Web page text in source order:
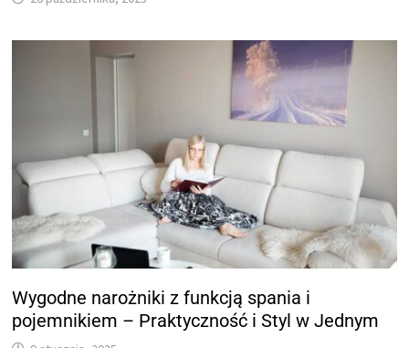
Wygodne narożniki z funkcją spania i
pojemnikiem – Praktyczność i Styl w Jednym